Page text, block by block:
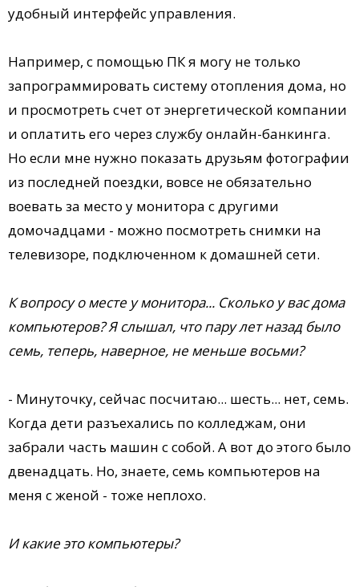
удобный интерфейс управления.
Например, с помощью ПК я могу не только
запрограммировать систему отопления дома, но
и просмотреть счет от энергетической компании
и оплатить его через службу онлайн-банкинга.
Но если мне нужно показать друзьям фотографии
из последней поездки, вовсе не обязательно
воевать за место у монитора с другими
домочадцами - можно посмотреть снимки на
телевизоре, подключенном к домашней сети.
К вопросу о месте у монитора... Сколько у вас дома
компьютеров? Я слышал, что пару лет назад было
семь, теперь, наверное, не меньше восьми?
- Минуточку, сейчас посчитаю... шесть... нет, семь.
Когда дети разъехались по колледжам, они
забрали часть машин с собой. А вот до этого было
двенадцать. Но, знаете, семь компьютеров на
меня с женой - тоже неплохо.
И какие это компьютеры?